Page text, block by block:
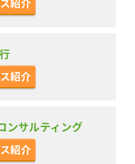
紹介
ンサルティング
紹介